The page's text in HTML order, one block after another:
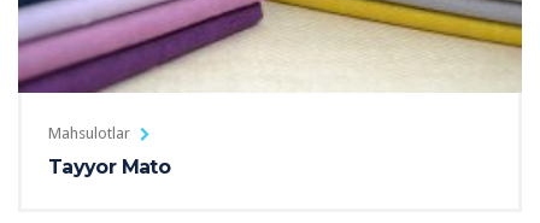
Mahsulotlar
Tayyor Mato